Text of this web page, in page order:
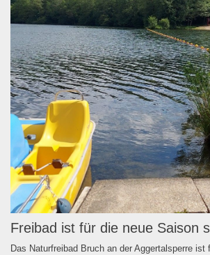
Freibad ist für die neue Saison
Das Naturfreibad Bruch an der Aggertalsperre ist